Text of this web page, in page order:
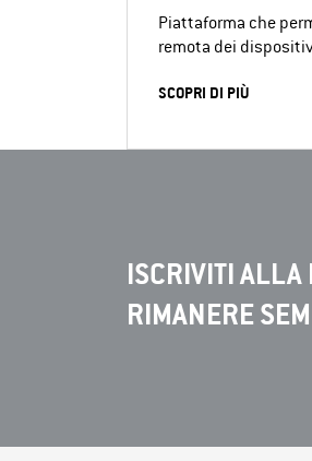
Piattaforma che
remota dei
SCOPRI DI PIÙ
ISCRIVITI ALLA
RIMANERE